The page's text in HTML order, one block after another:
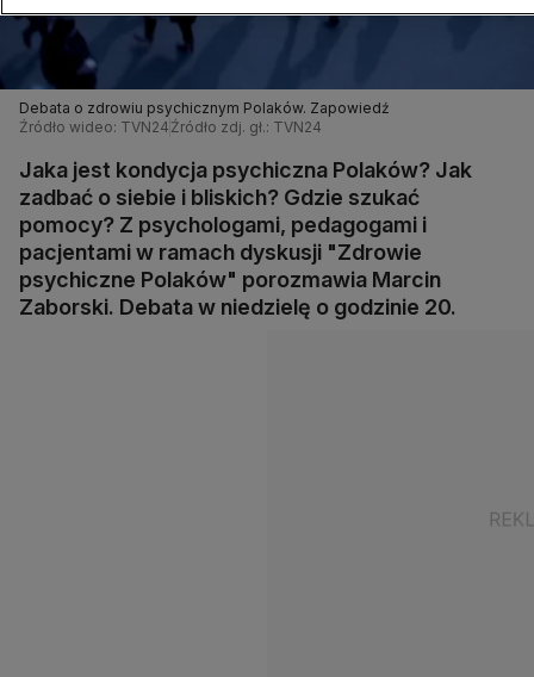
Debata o zdrowiu psychicznym Polaków. Zapowiedź
Źródło wideo: TVN24 Źródło zdj. gł.: TVN24
Jaka jest kondycja psychiczna Polaków? Jak
zadbać o siebie i bliskich? Gdzie szukać
pomocy? Z psychologami, pedagogami i
pacjentami w ramach dyskusji "Zdrowie
psychiczne Polaków" porozmawia Marcin
Zaborski. Debata w niedzielę o godzinie 20.